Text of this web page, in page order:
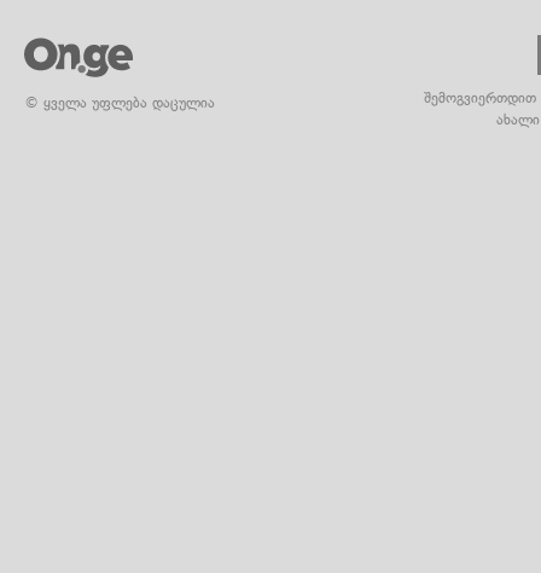
© ყველა უფლება დაცულია
შემოგვიერთდით
ახალი